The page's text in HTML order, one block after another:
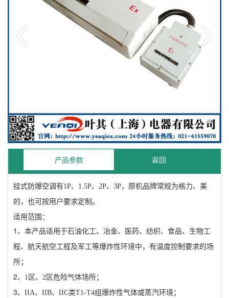
产品参数 返回
挂式防爆空调有1P、 1.5P、 2P、 3P，原机品牌常规为格力、美
的，也可按用户要求定制。
适用范围：
1 、本产品适用于石油化工、冶金、医药、纺织、食品、生物工
程、航天航空工程及军工等爆炸性环境中，有温度控制要求的场
所；
2、 1 区、 2 区危险气体场所；
3、 IIA、 IIB、 IIC类T1-T4组爆炸性气体或蒸汽环境；